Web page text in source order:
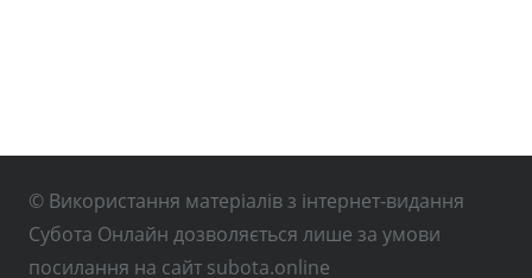
© Використання матеріалів з інтернет-видання
Субота Онлайн дозволяється лише за умови
посилання на сайт subota.online